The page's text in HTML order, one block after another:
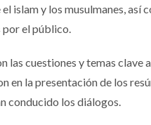
islam y los musulmanes, así
el público.
las cuestiones y temas clave
en la presentación de los
conducido los diálogos.